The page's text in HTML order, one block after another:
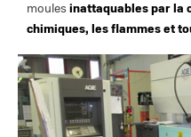
moules inattaquables par la
chimiques, les flammes et